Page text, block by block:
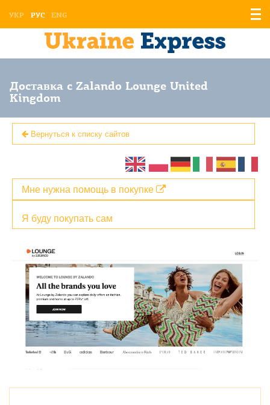
УКР РУС ENG
Доставка с Zalando Lounge United
Kingdom
Вернуться к списку сайтов
Я буду покупать сам
Мне нужна помощь в покупке